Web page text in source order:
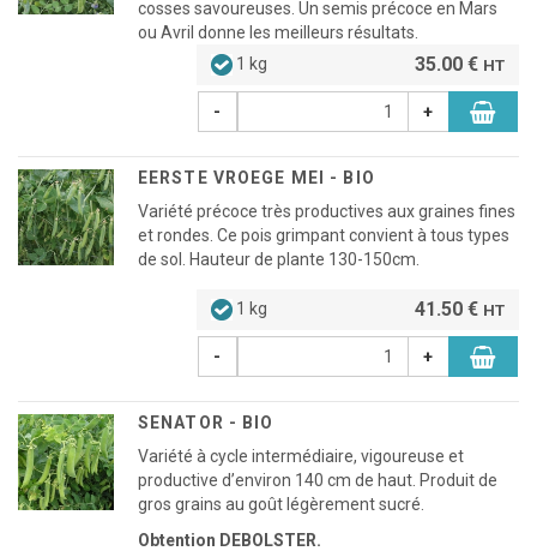
cosses savoureuses. Un semis précoce en Mars
ou Avril donne les meilleurs résultats.
1 kg
35.00 € HT
- +
EERSTE VROEGE MEI - BIO
Variété précoce très productives aux graines fines
et rondes. Ce pois grimpant convient à tous types
de sol. Hauteur de plante 130-150cm.
1 kg 41.50 € HT
- +
SENATOR - BIO
Variété à cycle intermédiaire, vigoureuse et
productive d’environ 140 cm de haut. Produit de
gros grains au goût légèrement sucré.
Obtention DEBOLSTER.